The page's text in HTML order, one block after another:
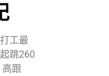
工最
跳260
跟